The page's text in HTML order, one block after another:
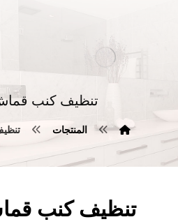
تنظيف كنب
المنتجات
تنظيف كنب